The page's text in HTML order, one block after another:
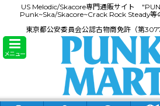
US Melodic/Skacore専門通販サイト
Punk~Ska/Skacore~Crack Rock Steady等
東京都公安委員会公認古物商免許（第
メニュー